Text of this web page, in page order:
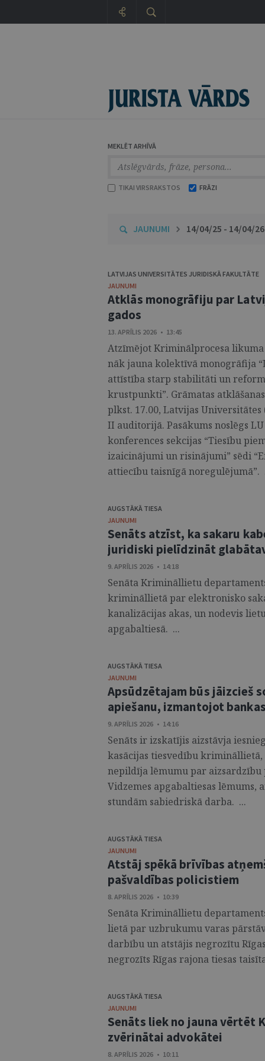
MEKLĒT ARHĪVĀ
TIKAI VIRSRAKSTOS FRĀZI
JAUNUMI 14/04/25 - 14/04/26
LATVIJAS UNIVERSITĀTES JURIDISKĀ FAKULTĀTE
JAUNUMI
Atklās monogrāfiju par
gados
13. APRĪLIS 2026 • 13:45
Atzīmējot Kriminālprocesa likuma
nāk jauna kolektīvā monogrāfija
attīstība starp stabilitāti un
krustpunkti”. Grāmatas
plkst. 17.00, Latvijas Universitātes
II auditorijā. Pasākums noslēgs
konferences sekcijas “Tiesību
izaicinājumi un risinājumi” sēdi
attiecību taisnīgā noregulējumā”.
AUGSTĀKĀ TIESA
JAUNUMI
Senāts atzīst, ka sakaru
juridiski pielīdzināt
9. APRĪLIS 2026 • 14:18
Senāta Krimināllietu
krimināllietā par elektronisko
kanalizācijas akas, un nodevis
apgabaltiesā. ...
AUGSTĀKĀ TIESA
JAUNUMI
Apsūdzētajam būs jāizcieš
apiešanu, izmantojot
9. APRĪLIS 2026 • 14:16
Senāts ir izskatījis aizstāvja
kasācijas tiesvedību
nepildīja lēmumu par
Vidzemes apgabaltiesas lēmums,
stundām sabiedriskā darba. ...
AUGSTĀKĀ TIESA
JAUNUMI
Atstāj spēkā brīvības
pašvaldības policistiem
8. APRĪLIS 2026 • 10:39
Senāta Krimināllietu
lietā par uzbrukumu varas
darbību un atstājis negrozītu
negrozīts Rīgas rajona tiesas
AUGSTĀKĀ TIESA
JAUNUMI
Senāts liek no jauna vērtēt
zvērinātai advokātei
8. APRĪLIS 2026 • 10:11